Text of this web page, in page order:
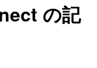
の記